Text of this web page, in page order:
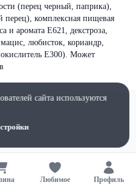
(перец черный, паприка),
перец), комплексная пищевая
и аромата E621, декстроза,
любисток, кориандр,
E300). Может
Любимое Профиль
сайта используются